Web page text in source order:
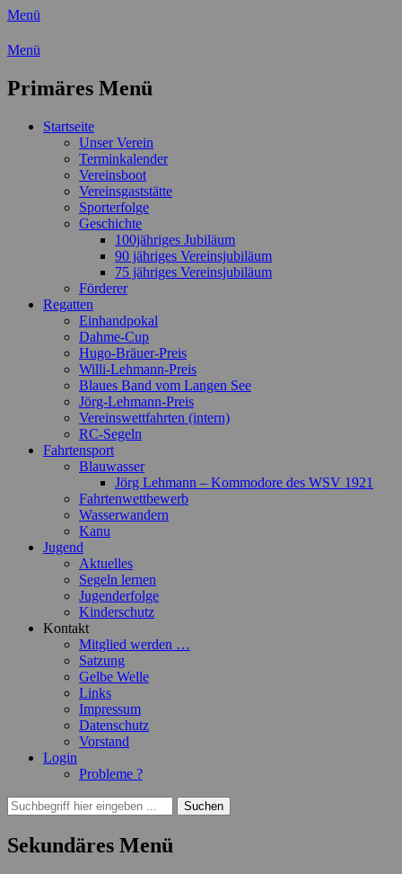
Menü
Wassersport-Verein 1921 e.V.
Freizeit mit der ganzen Familie
Menü
Primäres Menü
Zum
Startseite
Unser Verein
Terminkalender
Vereinsboot
Vereinsgaststätte
Sporterfolge
Geschichte
100jähriges Jubiläum
90 jähriges Vereinsjubiläum
75 jähriges Vereinsjubiläum
Förderer
Regatten
Einhandpokal
Dahme-Cup
Hugo-Bräuer-Preis
Willi-Lehmann-Preis
Blaues Band vom Langen See
Jörg-Lehmann-Preis
Vereinswettfahrten (intern)
RC-Segeln
Fahrtensport
Blauwasser
Jörg Lehmann – Kommodore des WSV 1921
Fahrtenwettbewerb
Wasserwandern
Kanu
Jugend
Aktuelles
Segeln lernen
Jugenderfolge
Kinderschutz
Kontakt
Mitglied werden …
Satzung
Gelbe Welle
Links
Impressum
Datenschutz
Vorstand
Login
Probleme ?
Suchen
Suchen
nach:
Sekundäres Menü